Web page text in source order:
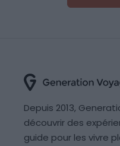
Depuis 2013,
découvrir des
guide pour les vivre